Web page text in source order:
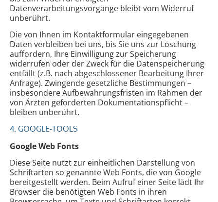
Datenverarbeitungsvorgänge bleibt vom Widerruf
unberührt.
Die von Ihnen im Kontaktformular eingegebenen
Daten verbleiben bei uns, bis Sie uns zur Löschung
auffordern, Ihre Einwilligung zur Speicherung
widerrufen oder der Zweck für die Datenspeicherung
entfällt (z.B. nach abgeschlossener Bearbeitung Ihrer
Anfrage). Zwingende gesetzliche Bestimmungen –
insbesondere Aufbewahrungsfristen im Rahmen der
von Ärzten geforderten Dokumentationspflicht –
bleiben unberührt.
4. GOOGLE-TOOLS
Google Web Fonts
Diese Seite nutzt zur einheitlichen Darstellung von
Schriftarten so genannte Web Fonts, die von Google
bereitgestellt werden. Beim Aufruf einer Seite lädt Ihr
Browser die benötigten Web Fonts in ihren